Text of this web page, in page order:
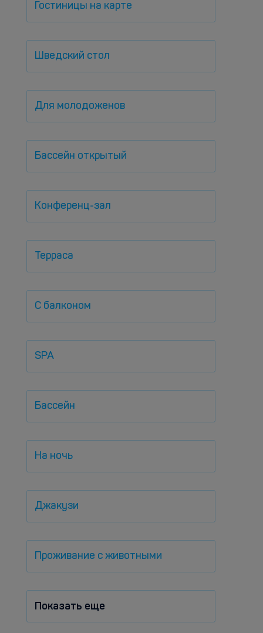
Гостиницы на карте
Шведский стол
Для молодоженов
Бассейн открытый
Конференц-зал
Терраса
С балконом
SPA
Бассейн
На ночь
Джакузи
Проживание с животными
Показать еще